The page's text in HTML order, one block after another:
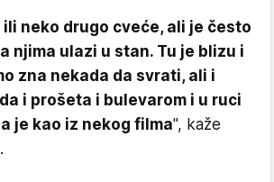
ili neko drugo cveće, ali je često
njima ulazi u stan. Tu je blizu i
zna nekada da svrati, ali i
i prošeta i bulevarom i u ruci
je kao iz nekog filma", kaže